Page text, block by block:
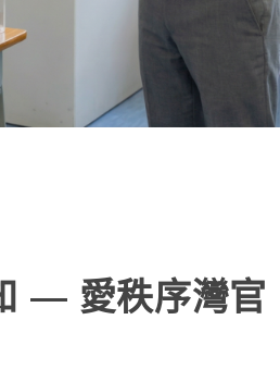
— 愛秩序灣官